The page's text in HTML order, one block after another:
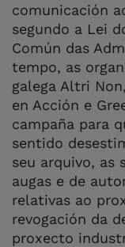
comunicación
segundo a Lei
Común das
tempo, as
galega Altri
en Acción e
campaña para
sentido
seu arquivo, as
augas e de
relativas ao
revogación da
proxecto